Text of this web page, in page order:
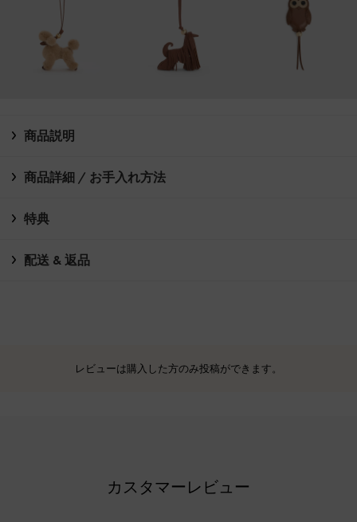
商品説明
商品詳細 / お手入れ方法
特典
配送 & 返品
レビューは購入した方のみ投稿ができます。
カスタマーレビュー